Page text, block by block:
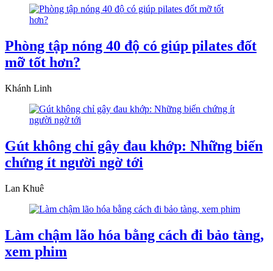
Phòng tập nóng 40 độ có giúp pilates đốt
mỡ tốt hơn?
Khánh Linh
Gút không chỉ gây đau khớp: Những biến
chứng ít người ngờ tới
Lan Khuê
Làm chậm lão hóa bằng cách đi bảo tàng,
xem phim